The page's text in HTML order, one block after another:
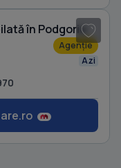
în Podgoria
Agenție
Azi